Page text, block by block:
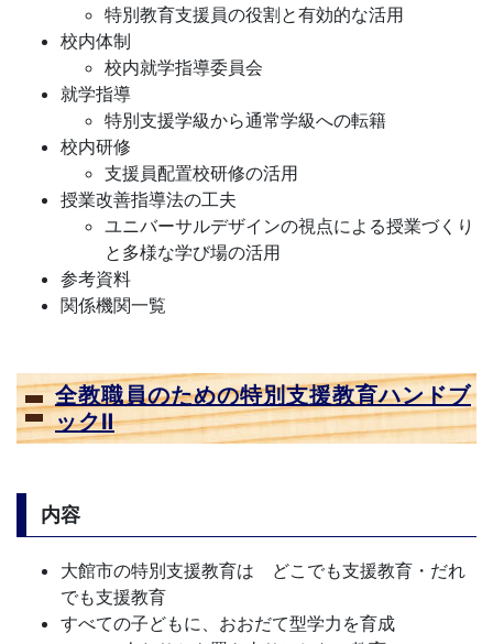
特別教育支援員の役割と有効的な活用
校内体制
校内就学指導委員会
就学指導
特別支援学級から通常学級への転籍
校内研修
支援員配置校研修の活用
授業改善指導法の工夫
ユニバーサルデザインの視点による授業づくり
と多様な学び場の活用
参考資料
関係機関一覧
全教職員のための特別支援教育ハンドブ
ックⅡ
内容
大館市の特別支援教育は どこでも支援教育・だれ
でも支援教育
すべての子どもに、おおだて型学力を育成